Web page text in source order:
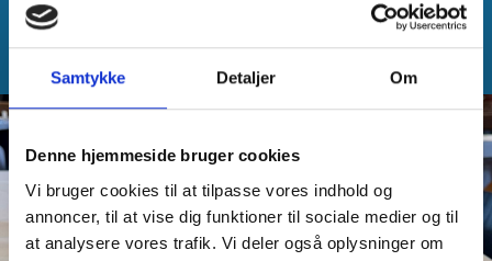
Samtykke Detaljer Om
Denne hjemmeside bruger cookies
Vi bruger cookies til at tilpasse vores indhold og
annoncer, til at vise dig funktioner til sociale medier og til
at analysere vores trafik. Vi deler også oplysninger om
Vores lokale revisorer vil deltage i seminaret, så du